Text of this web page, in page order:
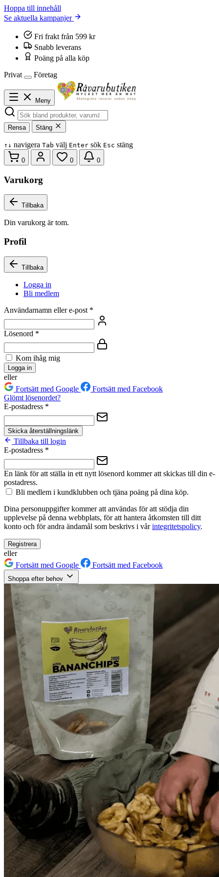
Hoppa till innehåll
Se aktuella kampanjer
Fri frakt från 599 kr
Snabb leverans
Poäng på alla köp
Privat
Företag
Meny
Rensa Stäng
↑ ↓ navigera Tab välj Enter sök Esc stäng
0 0 0
Varukorg
Tillbaka
Din varukorg är tom.
Profil
Tillbaka
Logga in
Bli medlem
Användarnamn eller e-post *
Lösenord *
Kom ihåg mig
Logga in
eller
Fortsätt med Google
Fortsätt med Facebook
Glömt lösenordet?
E-postadress *
Skicka återställningslänk
Tillbaka till login
E-postadress *
En länk för att ställa in ett nytt lösenord kommer att skickas till din e-
postadress.
Bli medlem i kundklubben och tjäna poäng på dina köp.
Dina personuppgifter kommer att användas för att stödja din
upplevelse på denna webbplats, för att hantera åtkomsten till ditt
konto och för andra ändamål som beskrivs i vårintegritetspolicy.
Registrera
eller
Fortsätt med Google
Fortsätt med Facebook
Shoppa efter behov